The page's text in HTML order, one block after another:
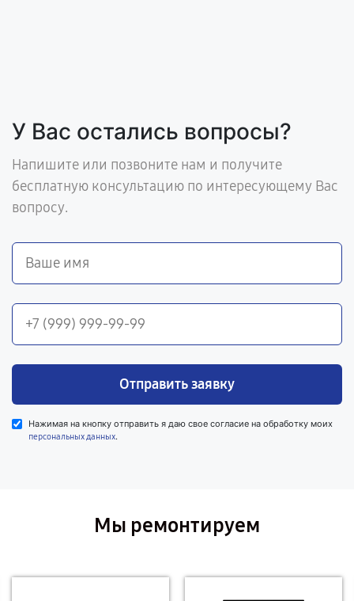
У Вас остались вопросы?
Напишите или позвоните нам и получите
бесплатную консультацию по интересующему Вас
вопросу.
Отправить заявку
Нажимая на кнопку отправить я даю свое согласие на обработку моих
персональных данных.
Мы ремонтируем